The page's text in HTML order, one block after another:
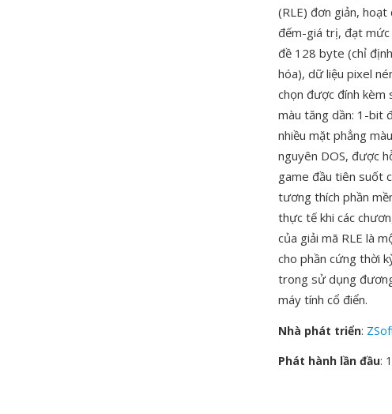
(RLE) đơn giản,
đếm-giá trị, đạt mức
đề 128 byte (chỉ
hóa), dữ liệu pixel
chọn được đính kèm
màu tăng dần: 1-bit
nhiều mặt phẳng
nguyên DOS, được
game đầu tiên suốt
tương thích phần
thực tế khi các
của giải mã RLE là
cho phần cứng thời
trong sử dụng
máy tính cổ điển.
Nhà phát triển:
Phát hành lần đầu: